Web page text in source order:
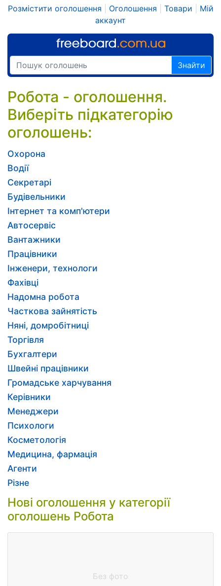
Розмістити оголошення Оголошення Товари
Мій
аккаунт
Знайти
Робота - оголошення.
Виберіть підкатегорію
оголошень:
Охорона
Водії
Секретарі
Будівельники
Інтернет та комп'ютери
Автосервіс
Вантажники
Працівники
Інженери, технологи
Фахівці
Надомна робота
Часткова зайнятість
Няні, домробітниці
Торгівля
Бухгалтери
Швейні працівники
Громадське харчування
Керівники
Менеджери
Психологи
Косметологія
Медицина, фармація
Агенти
Різне
Нові оголошення у категорії
оголошень Робота
Без фото